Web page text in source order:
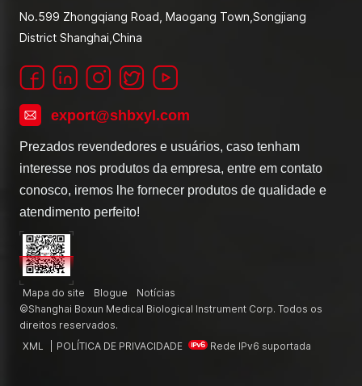
No.599 Zhongqiang Road, Maogang Town,Songjiang
District Shanghai,China
export@shbxyl.com
Prezados revendedores e usuários, caso tenham
interesse nos produtos da empresa, entre em contato
conosco, iremos lhe fornecer produtos de qualidade e
atendimento perfeito!
Mapa do site Blogue
Notícias
©Shanghai Boxun Medical Biological Instrument Corp. Todos os
direitos reservados.
XML
POLÍTICA DE PRIVACIDADE Rede IPv6 suportada